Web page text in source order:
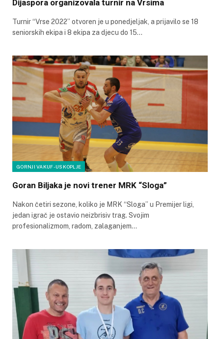
Dijaspora organizovala turnir na Vrsima
Turnir “Vrse 2022” otvoren je u ponedjeljak, a prijavilo se 18
seniorskih ekipa i 8 ekipa za djecu do 15…
GORNJI VAKUF-USKOPLJE
Goran Biljaka je novi trener MRK “Sloga”
Nakon četiri sezone, koliko je MRK “Sloga” u Premijer ligi,
jedan igrač je ostavio neizbrisiv trag. Svojim
profesionalizmom, radom, zalaganjem…